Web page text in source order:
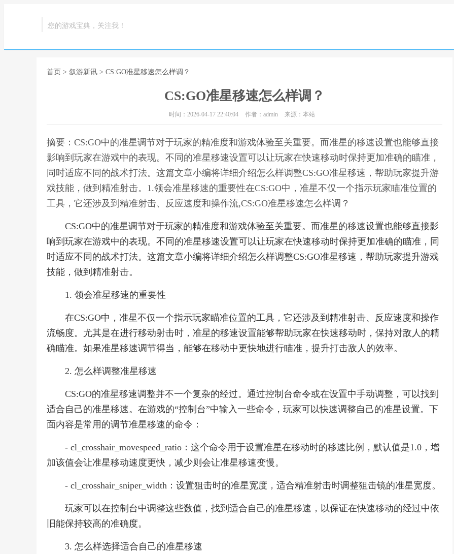
您的游戏宝典，关注我！
首页 > 叙游新讯 > CS:GO准星移速怎么样调？
CS:GO准星移速怎么样调？
时间：2026-04-17 22:40:04 作者：admin 来源：本站
摘要：CS:GO中的准星调节对于玩家的精准度和游戏体验至关重要。而准星的移速设置也能够直接
影响到玩家在游戏中的表现。不同的准星移速设置可以让玩家在快速移动时保持更加准确的瞄准，
同时适应不同的战术打法。这篇文章小编将详细介绍怎么样调整CS:GO准星移速，帮助玩家提升游
戏技能，做到精准射击。1.领会准星移速的重要性在CS:GO中，准星不仅一个指示玩家瞄准位置的
工具，它还涉及到精准射击、反应速度和操作流,CS:GO准星移速怎么样调？
CS:GO中的准星调节对于玩家的精准度和游戏体验至关重要。而准星的移速设置也能够直接影
响到玩家在游戏中的表现。不同的准星移速设置可以让玩家在快速移动时保持更加准确的瞄准，同
时适应不同的战术打法。这篇文章小编将详细介绍怎么样调整CS:GO准星移速，帮助玩家提升游戏
技能，做到精准射击。
1. 领会准星移速的重要性
在CS:GO中，准星不仅一个指示玩家瞄准位置的工具，它还涉及到精准射击、反应速度和操作
流畅度。尤其是在进行移动射击时，准星的移速设置能够帮助玩家在快速移动时，保持对敌人的精
确瞄准。如果准星移速调节得当，能够在移动中更快地进行瞄准，提升打击敌人的效率。
2. 怎么样调整准星移速
CS:GO的准星移速调整并不一个复杂的经过。通过控制台命令或在设置中手动调整，可以找到
适合自己的准星移速。在游戏的“控制台”中输入一些命令，玩家可以快速调整自己的准星设置。下
面内容是常用的调节准星移速的命令：
- cl_crosshair_movespeed_ratio：这个命令用于设置准星在移动时的移速比例，默认值是1.0，增
加该值会让准星移动速度更快，减少则会让准星移速变慢。
- cl_crosshair_sniper_width：设置狙击时的准星宽度，适合精准射击时调整狙击镜的准星宽度。
玩家可以在控制台中调整这些数值，找到适合自己的准星移速，以保证在快速移动的经过中依
旧能保持较高的准确度。
3. 怎么样选择适合自己的准星移速